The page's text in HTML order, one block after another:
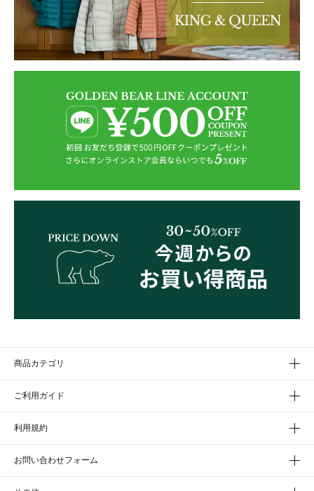
商品カテゴリ
ご利用ガイド
利用規約
お問い合わせフォーム